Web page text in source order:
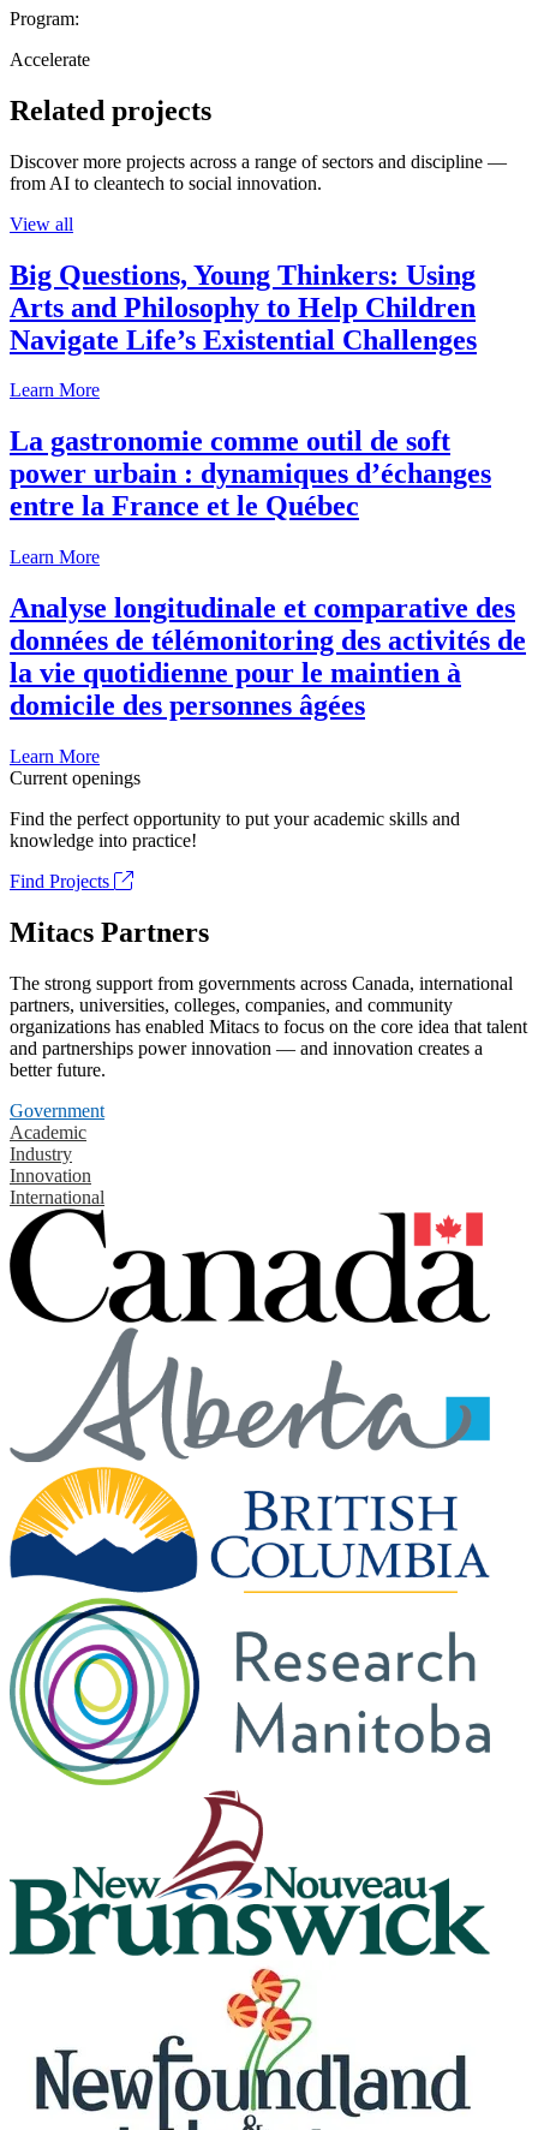
Program:
Accelerate
Related projects
Discover more projects across a range of sectors and discipline —
from AI to cleantech to social innovation.
View all
Big Questions, Young Thinkers: Using
Arts and Philosophy to Help Children
Navigate Life’s Existential Challenges
Learn More
La gastronomie comme outil de soft
power urbain : dynamiques d’échanges
entre la France et le Québec
Learn More
Analyse longitudinale et comparative des
données de télémonitoring des activités de
la vie quotidienne pour le maintien à
domicile des personnes âgées
Learn More
Current openings
Find the perfect opportunity to put your academic skills and
knowledge into practice!
Find Projects
Mitacs Partners
The strong support from governments across Canada, international
partners, universities, colleges, companies, and community
organizations has enabled Mitacs to focus on the core idea that talent
and partnerships power innovation — and innovation creates a
better future.
Government
Academic
Industry
Innovation
International